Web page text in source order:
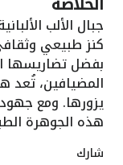
جبال الألب
كنز طبيعي
بفضل تضاريسها
المضيافين، تُعد
يزورها. ومع
هذه الجوهرة
شارك